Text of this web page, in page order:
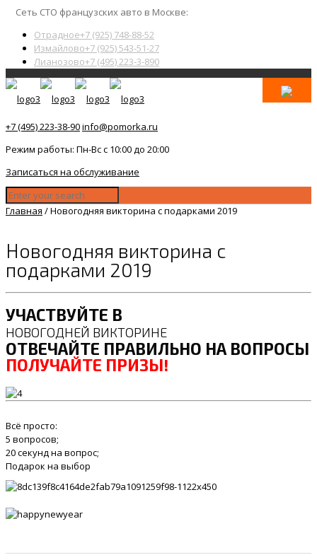
Сеть СТО французских авто в Москве:
Отрадное+7 (925) 748-88-52
Измайлово+7 (925) 543-51-27
Лианозово+7 (495) 223-3-890
+7 (495) 223-38-90info@pomorka.ru
Режим работы: Пн-Вс с 10:00 до 20:00
Записаться на обслуживание
Главная /Новогодняя викторина с подарками 2019
Новогодняя викторина с
подарками 2019
УЧАСТВУЙТЕ В
НОВОГОДНЕЙ ВИКТОРИНЕ
ОТВЕЧАЙТЕ ПРАВИЛЬНО НА ВОПРОСЫ
ПОЛУЧАЙТЕ ПРИЗЫ!
Всё просто:
5 вопросов;
20 секунд на вопрос;
Подарок на выбор